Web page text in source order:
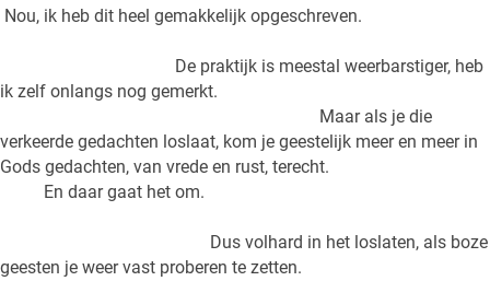
Nou, ik heb dit heel gemakkelijk opgeschreven.
De praktijk is meestal weerbarstiger, heb
ik zelf onlangs nog gemerkt.
Maar als je die
verkeerde gedachten loslaat, kom je geestelijk meer en meer in
Gods gedachten, van vrede en rust, terecht.
En daar gaat het om.
Dus volhard in het loslaten, als boze
geesten je weer vast proberen te zetten.